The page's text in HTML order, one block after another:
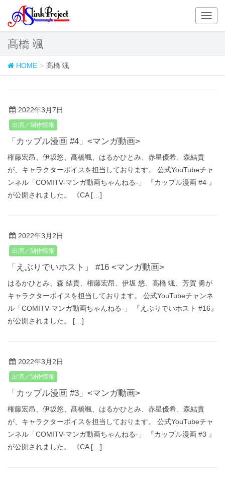
T
o
n
髙橋 颯
HOME 髙橋 颯
2022年3月7日
出演／制作情報
「カップル漫画 #4」<マンガ動画>
権藤宏昂、伊坂悠、髙橋颯、はるかひとみ、赤星優希、森結貴
が、キャラクターボイスを担当しております。 公式YouTubeチャ
ンネル「COMITV-マンガ動画ちゃんねる‐」 『カップル漫画 #4 』
が公開されました。 《CA […]
2022年3月2日
出演／制作情報
「えぶりでいホスト」 #16 <マンガ動画>
はるかひとみ、森 結貴、権藤宏昂、伊坂 悠、髙橋 颯、芳賀 勇が
キャラクターボイスを担当しております。 公式YouTubeチャンネ
ル「COMITV-マンガ動画ちゃんねる‐」 『えぶりでいホスト #16』
が公開されました。 […]
2022年3月2日
出演／制作情報
「カップル漫画 #3」<マンガ動画>
権藤宏昂、伊坂悠、髙橋颯、はるかひとみ、赤星優希、森結貴
が、キャラクターボイスを担当しております。 公式YouTubeチャ
ンネル「COMITV-マンガ動画ちゃんねる‐」 『カップル漫画 #3 』
が公開されました。 《CA […]